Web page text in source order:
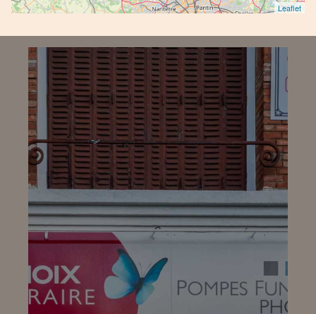
Leaflet